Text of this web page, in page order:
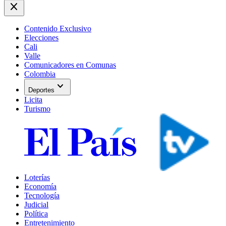
close
Contenido Exclusivo
Elecciones
Cali
Valle
Comunicadores en Comunas
Colombia
Deportes expand_more
Licita
Turismo
Loterías
Economía
Tecnología
Judicial
Política
Entretenimiento